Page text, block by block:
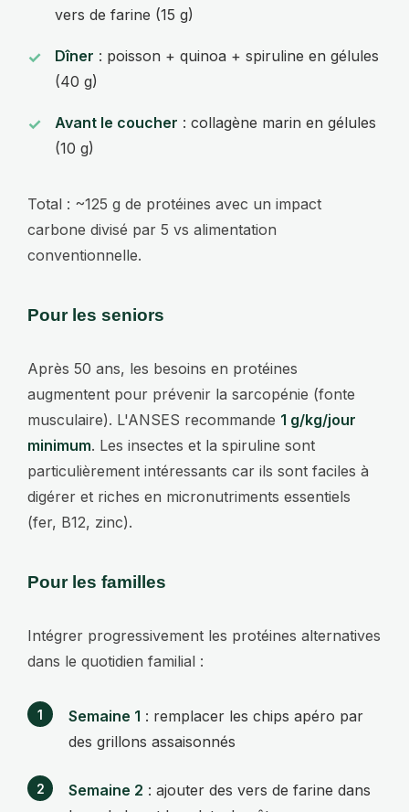
vers de farine (15 g)
Dîner : poisson + quinoa + spiruline en gélules
(40 g)
Avant le coucher : collagène marin en gélules
(10 g)
Total : ~125 g de protéines avec un impact
carbone divisé par 5 vs alimentation
conventionnelle.
Pour les seniors
Après 50 ans, les besoins en protéines
augmentent pour prévenir la sarcopénie (fonte
musculaire). L'ANSES recommande 1 g/kg/jour
minimum. Les insectes et la spiruline sont
particulièrement intéressants car ils sont faciles à
digérer et riches en micronutriments essentiels
(fer, B12, zinc).
Pour les familles
Intégrer progressivement les protéines alternatives
dans le quotidien familial :
Semaine 1 : remplacer les chips apéro par
des grillons assaisonnés
Semaine 2 : ajouter des vers de farine dans